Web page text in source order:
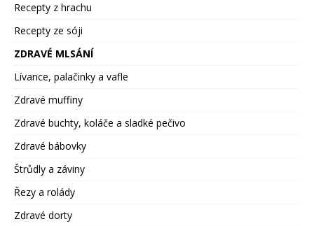
Recepty z hrachu
Recepty ze sóji
ZDRAVÉ MLSÁNÍ
Lívance, palačinky a vafle
Zdravé muffiny
Zdravé buchty, koláče a sladké pečivo
Zdravé bábovky
Štrůdly a záviny
Řezy a rolády
Zdravé dorty